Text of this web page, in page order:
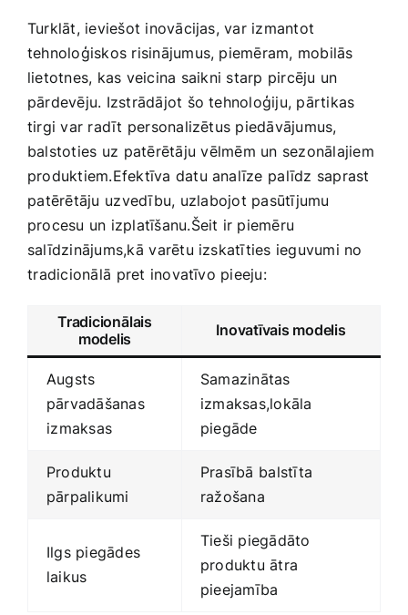
Turklāt, ‌ieviešot inovācijas, ‌var‍ izmantot
tehnoloģiskos risinājumus, piemēram, mobilās
lietotnes, kas veicina ⁢saikni starp pircēju un
pārdevēju. Izstrādājot šo tehnoloģiju, pārtikas
tirgi var radīt personalizētus piedāvājumus,
balstoties⁤ uz patērētāju⁢ vēlmēm un sezonālajiem
produktiem.Efektīva datu analīze ⁢palīdz saprast
⁢patērētāju⁢ uzvedību, ⁣uzlabojot pasūtījumu
procesu un izplatīšanu.Šeit ir piemēru
salīdzinājums,kā ⁤varētu izskatīties ieguvumi no
⁣tradicionālā⁢ pret inovatīvo pieeju:
Tradicionālais
modelis
Inovatīvais modelis
Augsts
‌pārvadāšanas
⁢izmaksas
Samazinātas
izmaksas,lokāla
piegāde
Produktu
pārpalikumi
Prasībā ⁤balstīta
ražošana
Ilgs piegādes
laikus
Tieši piegādāto
produktu‍ ātra
pieejamība